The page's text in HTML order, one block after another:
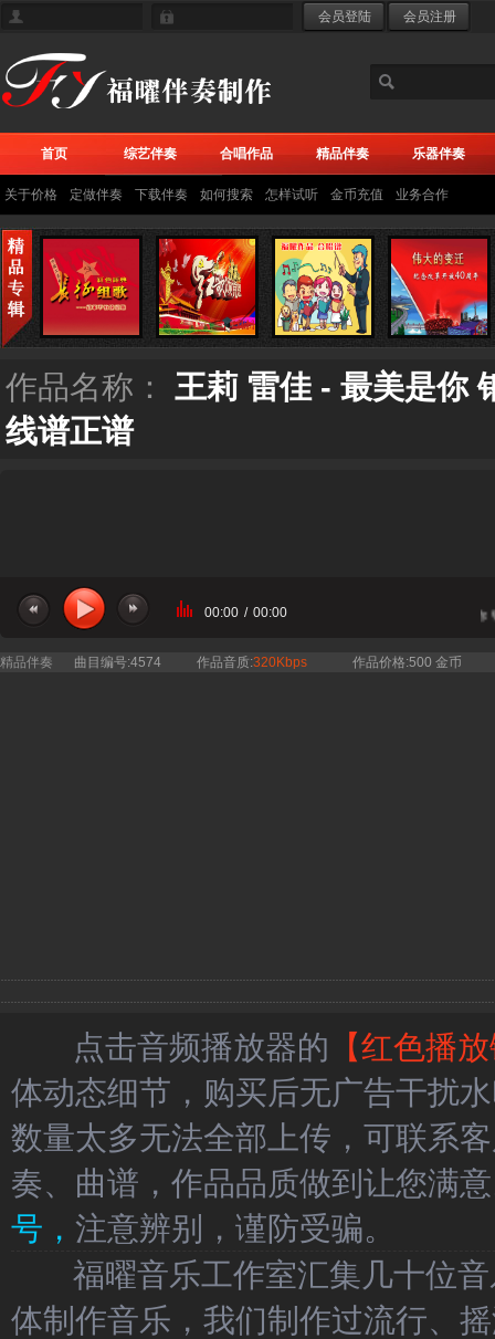
首页 综艺伴奏 合唱作品 精品伴奏 乐器伴奏
关于价格 定做伴奏 下载伴奏 如何搜索 怎样试听 金币充值 业务合作
作品名称： 王莉 雷佳 - 最美是你
线谱正谱
当前曲目：王莉 雷佳 - 最美是你
00:00 / 00:00
精品伴奏 曲目编号:4574 作品音质:320Kbps 作品价格:500 金币
点击音频播放器的 【红色播
体动态细节，购买后无广告干扰
数量太多无法全部上传，可联系
奏、曲谱，作品品质做到让您满
号， 注意辨别，谨防受骗。
福曜音乐工作室汇集几十位音
体制作音乐，我们制作过流行、